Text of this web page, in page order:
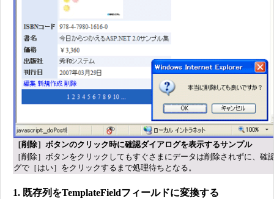
［削除］ボタンのクリック時に確認ダイアログを表示するサンプル
［削除］ボタンをクリックしてもすぐさまにデータは削除されずに、確
グで［はい］をクリックするまで処理待ちとなる。
1. 既存列をTemplateFieldフィールドに変換する